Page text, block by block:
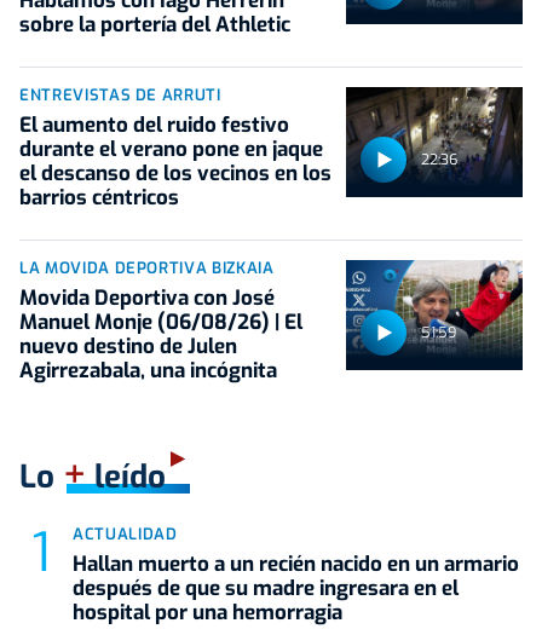
sobre la portería del Athletic
22:36
ENTREVISTAS DE ARRUTI
El aumento del ruido festivo
durante el verano pone en jaque
el descanso de los vecinos en los
barrios céntricos
51:59
LA MOVIDA DEPORTIVA BIZKAIA
Movida Deportiva con José
Manuel Monje (06/08/26) | El
nuevo destino de Julen
Agirrezabala, una incógnita
Lo +leído
ACTUALIDAD
Hallan muerto a un recién nacido en un armario
después de que su madre ingresara en el
hospital por una hemorragia